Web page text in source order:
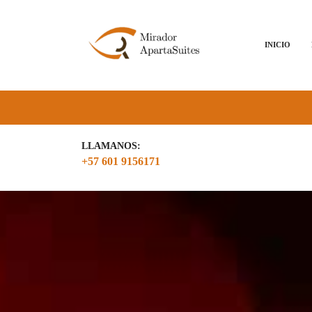
INICIO
LLAMANOS:
+57 601 9156171